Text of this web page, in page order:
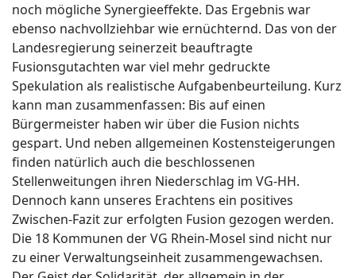
noch mögliche Synergieeffekte. Das Ergebnis war
ebenso nachvollziehbar wie ernüchternd. Das von der
Landesregierung seinerzeit beauftragte
Fusionsgutachten war viel mehr gedruckte
Spekulation als realistische Aufgabenbeurteilung. Kurz
kann man zusammenfassen: Bis auf einen
Bürgermeister haben wir über die Fusion nichts
gespart. Und neben allgemeinen Kostensteigerungen
finden natürlich auch die beschlossenen
Stellenweitungen ihren Niederschlag im VG-HH.
Dennoch kann unseres Erachtens ein positives
Zwischen-Fazit zur erfolgten Fusion gezogen werden.
Die 18 Kommunen der VG Rhein-Mosel sind nicht nur
zu einer Verwaltungseinheit zusammengewachsen.